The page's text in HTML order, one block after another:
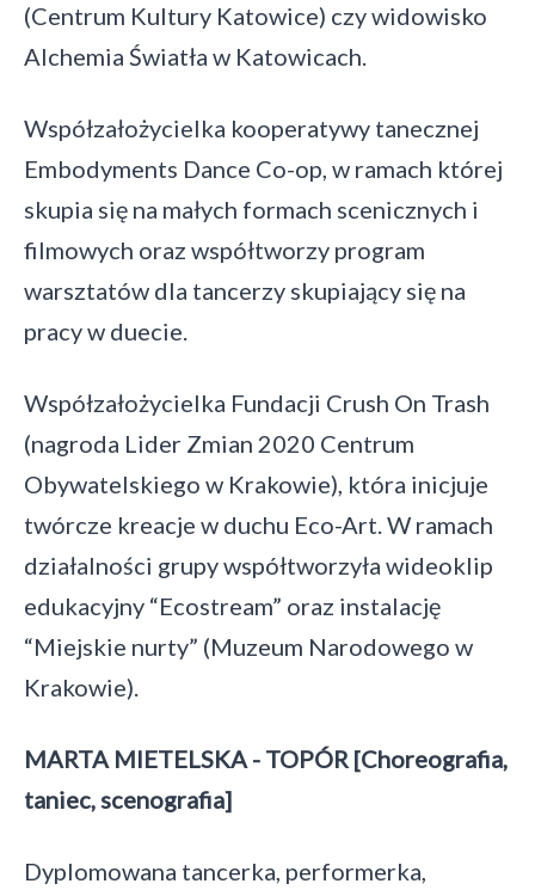
(Centrum Kultury Katowice) czy widowisko
Alchemia Światła w Katowicach.
Współzałożycielka kooperatywy tanecznej
Embodyments Dance Co-op, w ramach której
skupia się na małych formach scenicznych i
filmowych oraz współtworzy program
warsztatów dla tancerzy skupiający się na
pracy w duecie.
Współzałożycielka Fundacji Crush On Trash
(nagroda Lider Zmian 2020 Centrum
Obywatelskiego w Krakowie), która inicjuje
twórcze kreacje w duchu Eco-Art. W ramach
działalności grupy współtworzyła wideoklip
edukacyjny “Ecostream” oraz instalację
“Miejskie nurty” (Muzeum Narodowego w
Krakowie).
MARTA MIETELSKA - TOPÓR [Choreografia,
taniec, scenografia]
Dyplomowana tancerka, performerka,